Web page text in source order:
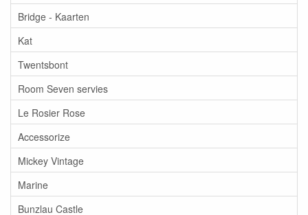
Bridge - Kaarten
Kat
Twentsbont
Room Seven servies
Le Rosier Rose
Accessorize
Mickey Vintage
Marine
Bunzlau Castle